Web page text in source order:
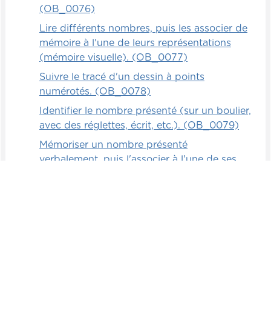
(OB_0076)
Lire différents nombres, puis les associer de
mémoire à l'une de leurs représentations
(mémoire visuelle). (OB_0077)
Suivre le tracé d'un dessin à points
numérotés. (OB_0078)
Identifier le nombre présenté (sur un boulier,
avec des réglettes, écrit, etc.). (OB_0079)
Mémoriser un nombre présenté
verbalement, puis l'associer à l'une de ses